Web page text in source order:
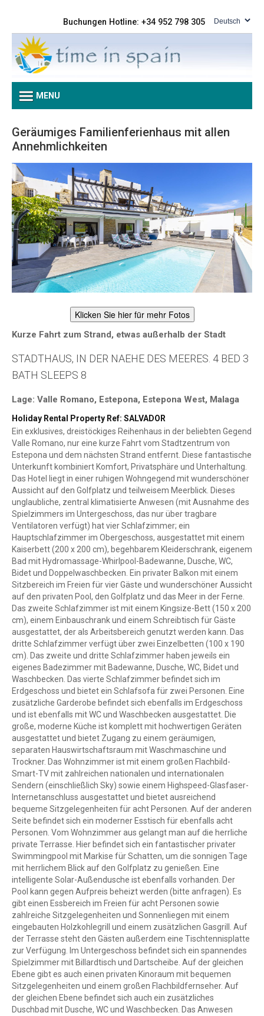
Buchungen Hotline: +34 952 798 305
MENU
Geräumiges Familienferienhaus mit allen
Annehmlichkeiten
Klicken Sie hier für mehr Fotos
Kurze Fahrt zum Strand, etwas außerhalb der Stadt
STADTHAUS, IN DER NAEHE DES MEERES. 4 BED 3
BATH SLEEPS 8
Lage: Valle Romano, Estepona, Estepona West, Malaga
Holiday Rental Property Ref: SALVADOR
Ein exklusives, dreistöckiges Reihenhaus in der beliebten Gegend
Valle Romano, nur eine kurze Fahrt vom Stadtzentrum von
Estepona und dem nächsten Strand entfernt. Diese fantastische
Unterkunft kombiniert Komfort, Privatsphäre und Unterhaltung.
Das Hotel liegt in einer ruhigen Wohngegend mit wunderschöner
Aussicht auf den Golfplatz und teilweisem Meerblick. Dieses
unglaubliche, zentral klimatisierte Anwesen (mit Ausnahme des
Spielzimmers im Untergeschoss, das nur über tragbare
Ventilatoren verfügt) hat vier Schlafzimmer; ein
Hauptschlafzimmer im Obergeschoss, ausgestattet mit einem
Kaiserbett (200 x 200 cm), begehbarem Kleiderschrank, eigenem
Bad mit Hydromassage-Whirlpool-Badewanne, Dusche, WC,
Bidet und Doppelwaschbecken. Ein privater Balkon mit einem
Sitzbereich im Freien für vier Gäste und wunderschöner Aussicht
auf den privaten Pool, den Golfplatz und das Meer in der Ferne.
Das zweite Schlafzimmer ist mit einem Kingsize-Bett (150 x 200
cm), einem Einbauschrank und einem Schreibtisch für Gäste
ausgestattet, der als Arbeitsbereich genutzt werden kann. Das
dritte Schlafzimmer verfügt über zwei Einzelbetten (100 x 190
cm). Das zweite und dritte Schlafzimmer haben jeweils ein
eigenes Badezimmer mit Badewanne, Dusche, WC, Bidet und
Waschbecken. Das vierte Schlafzimmer befindet sich im
Erdgeschoss und bietet ein Schlafsofa für zwei Personen. Eine
zusätzliche Garderobe befindet sich ebenfalls im Erdgeschoss
und ist ebenfalls mit WC und Waschbecken ausgestattet. Die
große, moderne Küche ist komplett mit hochwertigen Geräten
ausgestattet und bietet Zugang zu einem geräumigen,
separaten Hauswirtschaftsraum mit Waschmaschine und
Trockner. Das Wohnzimmer ist mit einem großen Flachbild-
Smart-TV mit zahlreichen nationalen und internationalen
Sendern (einschließlich Sky) sowie einem Highspeed-Glasfaser-
Internetanschluss ausgestattet und bietet ausreichend
bequeme Sitzgelegenheiten für acht Personen. Auf der anderen
Seite befindet sich ein moderner Esstisch für ebenfalls acht
Personen. Vom Wohnzimmer aus gelangt man auf die herrliche
private Terrasse. Hier befindet sich ein fantastischer privater
Swimmingpool mit Markise für Schatten, um die sonnigen Tage
mit herrlichem Blick auf den Golfplatz zu genießen. Eine
intelligente Solar-Außendusche ist ebenfalls vorhanden. Der
Pool kann gegen Aufpreis beheizt werden (bitte anfragen). Es
gibt einen Essbereich im Freien für acht Personen sowie
zahlreiche Sitzgelegenheiten und Sonnenliegen mit einem
eingebauten Holzkohlegrill und einem zusätzlichen Gasgrill. Auf
der Terrasse steht den Gästen außerdem eine Tischtennisplatte
zur Verfügung. Im Untergeschoss befindet sich ein spannendes
Spielzimmer mit Billardtisch und Dartscheibe. Auf der gleichen
Ebene gibt es auch einen privaten Kinoraum mit bequemen
Sitzgelegenheiten und einem großen Flachbildfernseher. Auf
der gleichen Ebene befindet sich auch ein zusätzliches
Duschbad mit Dusche, WC und Waschbecken. Das Anwesen